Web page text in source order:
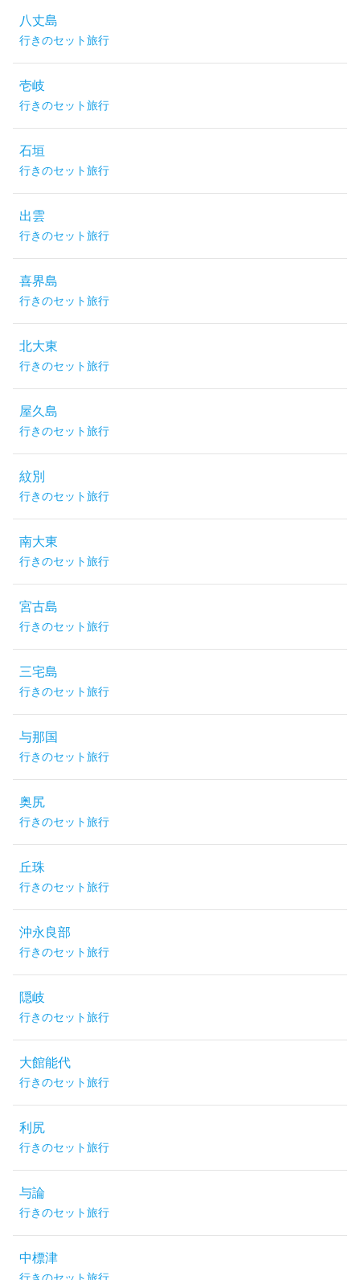
八丈島
行きのセット旅行
壱岐
行きのセット旅行
石垣
行きのセット旅行
出雲
行きのセット旅行
喜界島
行きのセット旅行
北大東
行きのセット旅行
屋久島
行きのセット旅行
紋別
行きのセット旅行
南大東
行きのセット旅行
宮古島
行きのセット旅行
三宅島
行きのセット旅行
与那国
行きのセット旅行
奥尻
行きのセット旅行
丘珠
行きのセット旅行
沖永良部
行きのセット旅行
隠岐
行きのセット旅行
大館能代
行きのセット旅行
利尻
行きのセット旅行
与論
行きのセット旅行
中標津